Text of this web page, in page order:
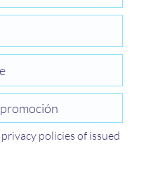
privacy policies of issued